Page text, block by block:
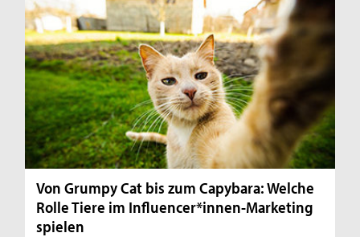
Von Grumpy Cat bis zum Capybara: Welche
Rolle Tiere im Influencer*innen-Marketing
spielen